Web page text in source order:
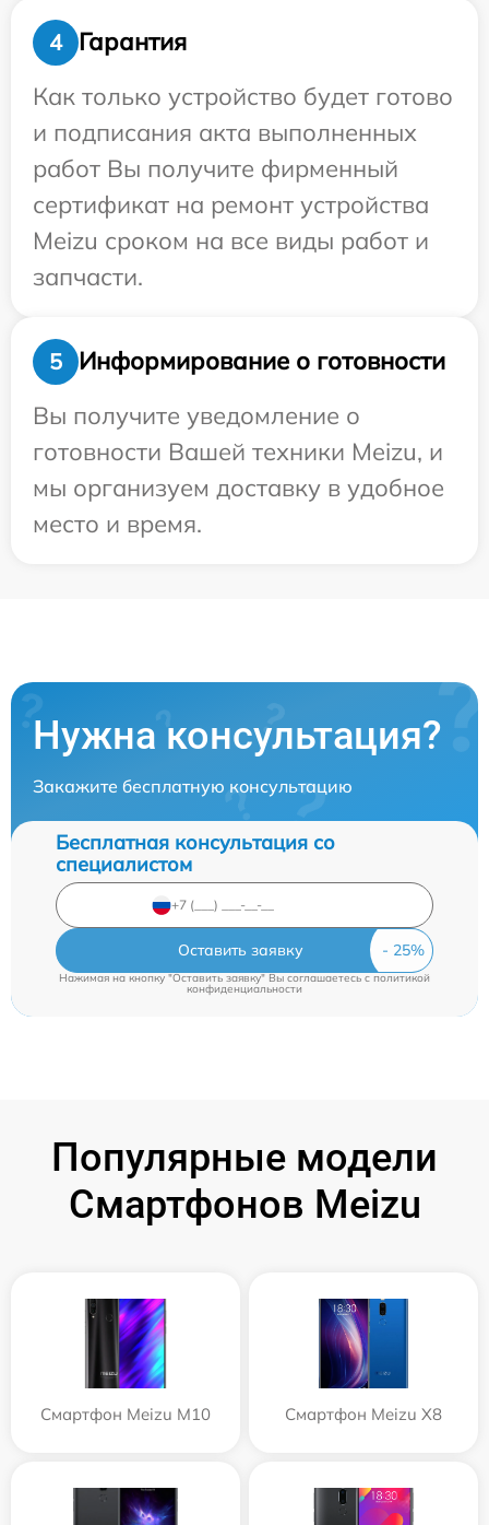
4
Гарантия
Как только устройство будет готово
и подписания акта выполненных
работ Вы получите фирменный
сертификат на ремонт устройства
Meizu сроком на все виды работ и
запчасти.
5
Информирование о готовности
Вы получите уведомление о
готовности Вашей техники Meizu, и
мы организуем доставку в удобное
место и время.
Нужна консультация?
Закажите бесплатную консультацию
Бесплатная консультация со
специалистом
Оставить заявку
Нажимая на кнопку "Оставить заявку" Вы соглашаетесь cполитикой
конфиденциальности
Популярные модели
Смартфонов Meizu
Смартфон Meizu M10 Смартфон Meizu X8